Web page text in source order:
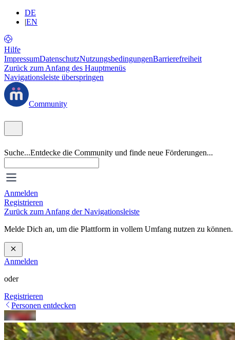
DE
|EN
Hilfe
ImpressumDatenschutzNutzungsbedingungenBarrierefreiheit
Zurück zum Anfang des Hauptmenüs
Navigationsleiste überspringen
Community
Suche...Entdecke die Community und finde neue Förderungen...
Anmelden
Registrieren
Zurück zum Anfang der Navigationsleiste
Melde Dich an, um die Plattform in vollem Umfang nutzen zu können.
Anmelden
oder
Registrieren
Personen entdecken